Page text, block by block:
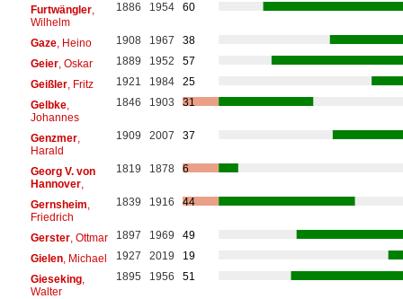
Furtwängler,
Wilhelm
1886 1954 60
Gaze, Heino 1908 1967
38
Geier, Oskar 1889 1952
57
Geißler, Fritz 1921 1984
25
Gelbke,
Johannes
1846 1903 31
Genzmer,
Harald
1909 2007 37
Georg V. von
Hannover,
1819 1878 6
Gernsheim
Friedrich
1839 1916 44
Gerster, Ottmar 1897 1969
49
Gielen, Michael 1927 2019
19
Gieseking,
Walter
1895 1956 51